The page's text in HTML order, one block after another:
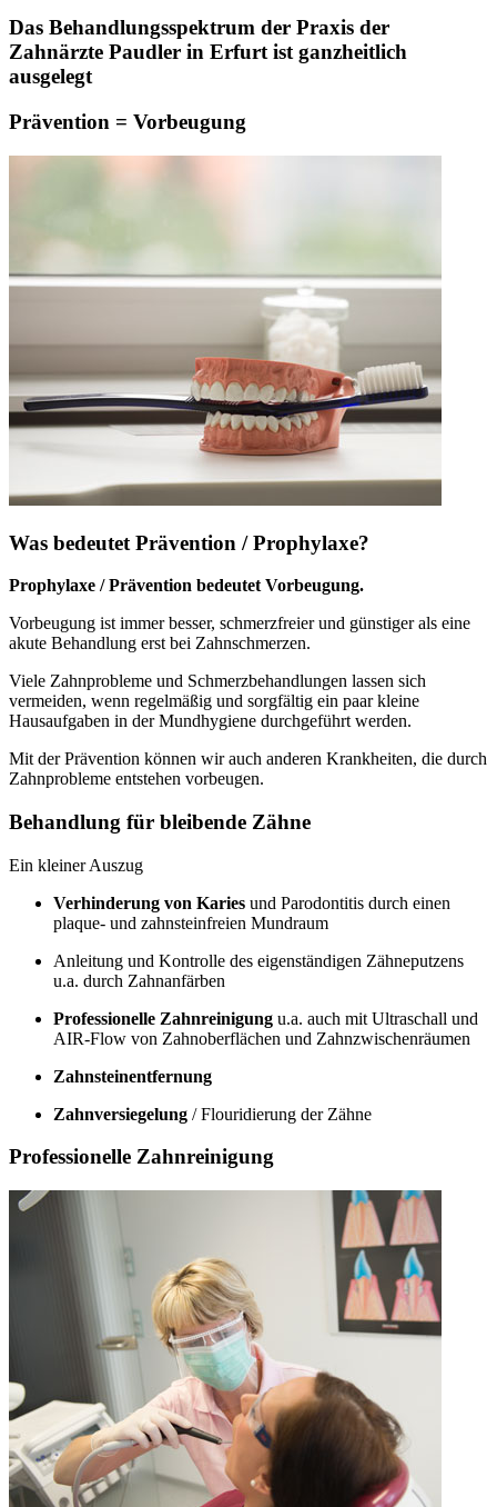
Das Behandlungsspektrum der Praxis der
Zahnärzte Paudler in Erfurt ist ganzheitlich
ausgelegt
Prävention = Vorbeugung
Was bedeutet Prävention / Prophylaxe?
Prophylaxe / Prävention bedeutet Vorbeugung.
Vorbeugung ist immer besser, schmerzfreier und günstiger als eine
akute Behandlung erst bei Zahnschmerzen.
Viele Zahnprobleme und Schmerzbehandlungen lassen sich
vermeiden, wenn regelmäßig und sorgfältig ein paar kleine
Hausaufgaben in der Mundhygiene durchgeführt werden.
Mit der Prävention können wir auch anderen Krankheiten, die durch
Zahnprobleme entstehen vorbeugen.
Behandlung für bleibende Zähne
Ein kleiner Auszug
Verhinderung von Karies und Parodontitis durch einen
plaque- und zahnsteinfreien Mundraum
Anleitung und Kontrolle des eigenständigen Zähneputzens
u.a. durch Zahnanfärben
Professionelle Zahnreinigung u.a. auch mit Ultraschall und
AIR-Flow von Zahnoberflächen und Zahnzwischenräumen
Zahnsteinentfernung
Zahnversiegelung / Flouridierung der Zähne
Professionelle Zahnreinigung